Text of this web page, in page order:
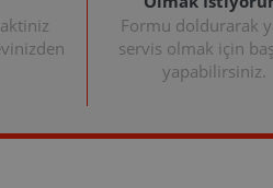
Formu doldurarak
servis olmak için
yapabilirsiniz.